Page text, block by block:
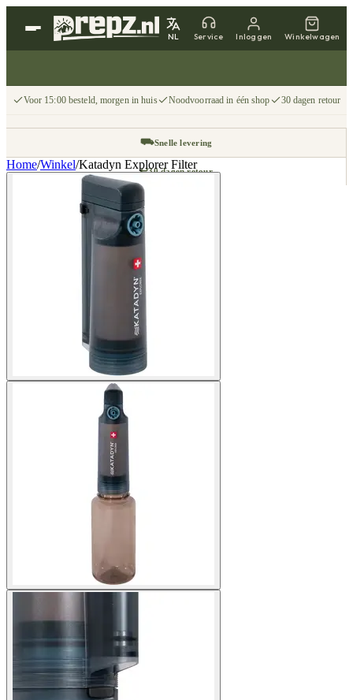
NL Service Inloggen Winkelwagen
Voor 15:00 besteld, morgen in huis Noodvoorraad in één shop 30 dagen retour
⛟Snelle levering
↩30 dagen retour
📦
Home/Winkel/Katadyn Explorer Filter